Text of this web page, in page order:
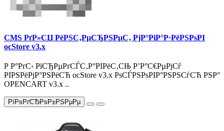
CMS РґР»СЏ РёРЅС‚РµСЂРЅРµС‚ РјР°РіР°Р·РёРЅРѕРІ
ocStore v3.x
Р Р°РґС‹ РїСЂРµРґСЃС‚Р°РІРёС‚СЊ Р’Р°С€РµРјСѓ
РІРЅРёРјР°РЅРёСЋ ocStore v3.x РѕСЃРЅРѕРІР°РЅРЅСѓСЋ РЅР°
OPENCART v3.x ..
РїРѕРґСЂРѕР±РЅРµРµ